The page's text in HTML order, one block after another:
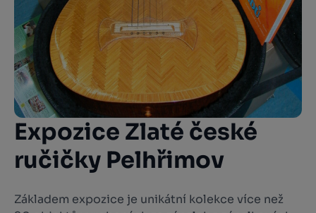
Expozice Zlaté české
ručičky Pelhřimov
Základem expozice je unikátní kolekce více než